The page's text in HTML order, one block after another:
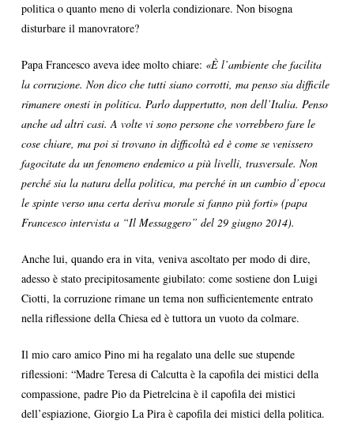
politica o quanto meno di volerla condizionare. Non bisogna
disturbare il manovratore?
Papa Francesco aveva idee molto chiare: «È l’ambiente che facilita
la corruzione. Non dico che tutti siano corrotti, ma penso sia difficile
rimanere onesti in politica. Parlo dappertutto, non dell’Italia. Penso
anche ad altri casi. A volte vi sono persone che vorrebbero fare le
cose chiare, ma poi si trovano in difficoltà ed è come se venissero
fagocitate da un fenomeno endemico a più livelli, trasversale. Non
perché sia la natura della politica, ma perché in un cambio d’epoca
le spinte verso una certa deriva morale si fanno più forti» (papa
Francesco intervista a “Il Messaggero” del 29 giugno 2014).
Anche lui, quando era in vita, veniva ascoltato per modo di dire,
adesso è stato precipitosamente giubilato: come sostiene don Luigi
Ciotti, la corruzione rimane un tema non sufficientemente entrato
nella riflessione della Chiesa ed è tuttora un vuoto da colmare.
Il mio caro amico Pino mi ha regalato una delle sue stupende
riflessioni: “Madre Teresa di Calcutta è la capofila dei mistici della
compassione, padre Pio da Pietrelcina è il capofila dei mistici
dell’espiazione, Giorgio La Pira è capofila dei mistici della politica.